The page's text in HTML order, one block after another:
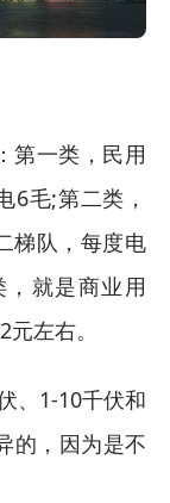
第一类，民用
6毛;第二类，
梯队，每度电
就是商业用
左右。
、1-10千伏和
的，因为是不